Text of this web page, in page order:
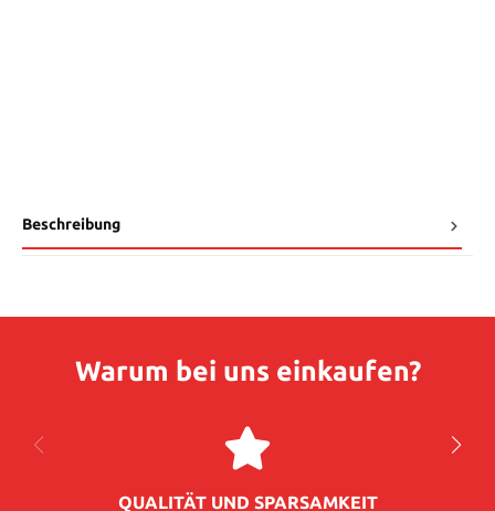
Beschreibung
Warum bei uns einkaufen?
QUALITÄT UND SPARSAMKEIT